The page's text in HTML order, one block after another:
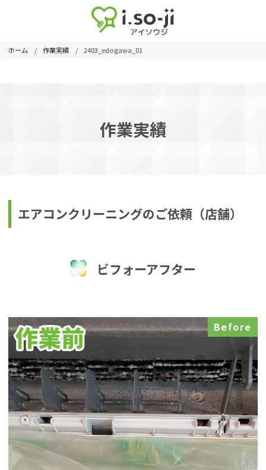
ホーム 作業実績 2403_edogawa_01
作業実績
エアコンクリーニングのご依頼（店舗）
ビフォーアフター
Before